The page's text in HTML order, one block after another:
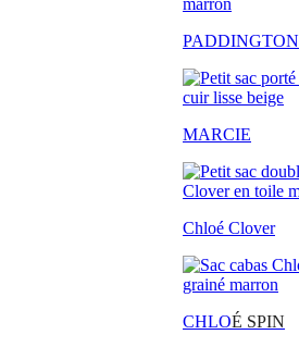
PADDINGTON
MARCIE
Chloé Clover
CHLOÉ SPIN